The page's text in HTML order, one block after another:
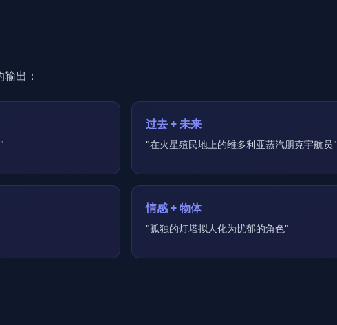
出：
过去 + 未来
"在火星殖民地上的维多利亚蒸汽朋克宇航员"
情感 + 物体
"孤独的灯塔拟人化为忧郁的角色"